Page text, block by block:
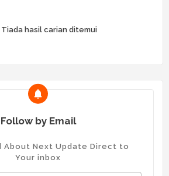
hasil carian ditemui
Follow by Email
About Next Update Direct to
Your inbox